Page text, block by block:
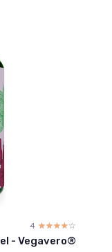
4 ☆☆☆☆☆
★★★★★
- Vegavero®